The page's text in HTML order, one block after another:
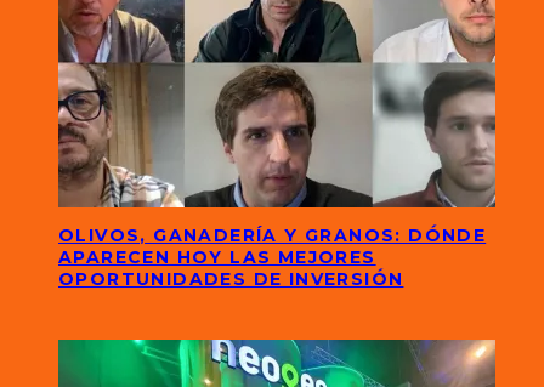
OLIVOS, GANADERÍA Y GRANOS: DÓNDE
APARECEN HOY LAS MEJORES
OPORTUNIDADES DE INVERSIÓN